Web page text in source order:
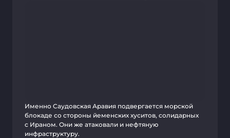
Именно Саудовская Аравия подвергается морской
блокаде со стороны йеменских хуситов, солидарных
с Ираном. Они же атаковали и нефтяную
инфраструктуру.